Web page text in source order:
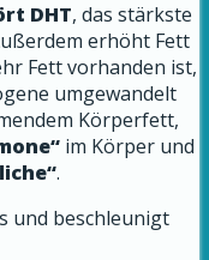
DHT, das stärkste
erhöht Fett
Fett vorhanden ist,
umgewandelt
Körperfett,
im Körper und
.